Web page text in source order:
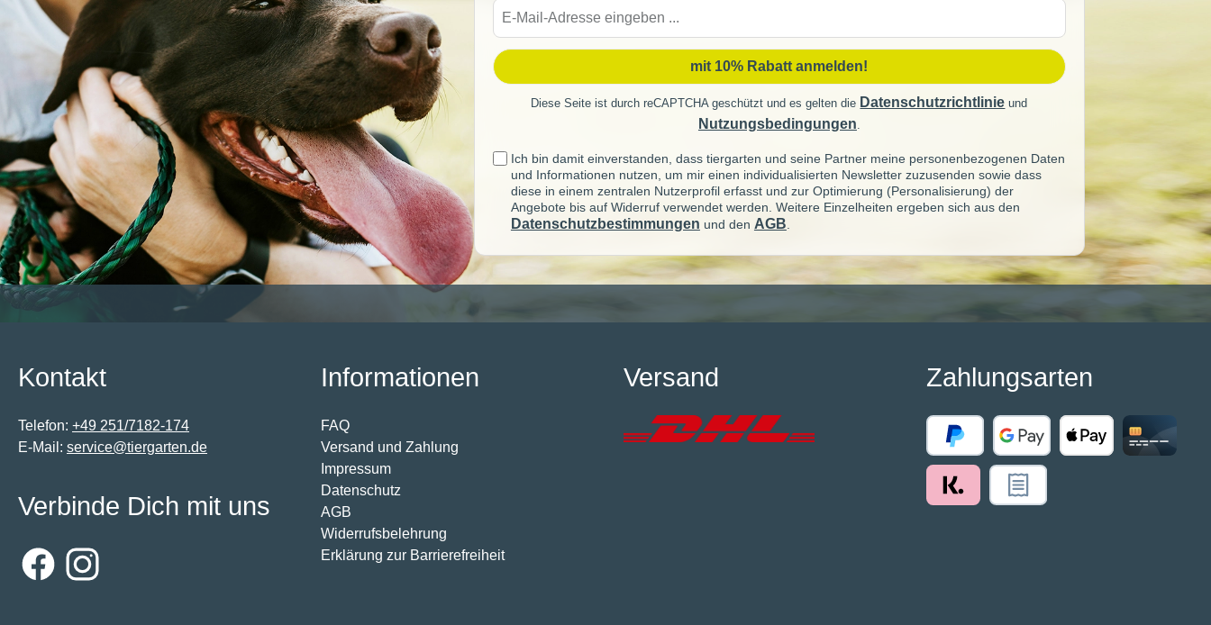
Adresse
mit 10% Rabatt anmelden!
Diese Seite ist durch reCAPTCHA geschützt und es gelten die Datenschutzrichtlinie und
Nutzungsbedingungen.
Ich bin damit einverstanden, dass tiergarten und seine Partner meine personenbezogenen Daten
und Informationen nutzen, um mir einen individualisierten Newsletter zuzusenden sowie dass
diese in einem zentralen Nutzerprofil erfasst und zur Optimierung (Personalisierung) der
Angebote bis auf Widerruf verwendet werden. Weitere Einzelheiten ergeben sich aus den
Datenschutzbestimmungen und den AGB
Kontakt
Telefon: +49 251/7182-174
E-Mail: service@tiergarten.de
Informationen
FAQ
Versand und Zahlung
Impressum
Datenschutz
AGB
Widerrufsbelehrung
Erklärung zur Barrierefreiheit
Versand Zahlungsarten
Verbinde Dich mit uns
FacebookInstagram